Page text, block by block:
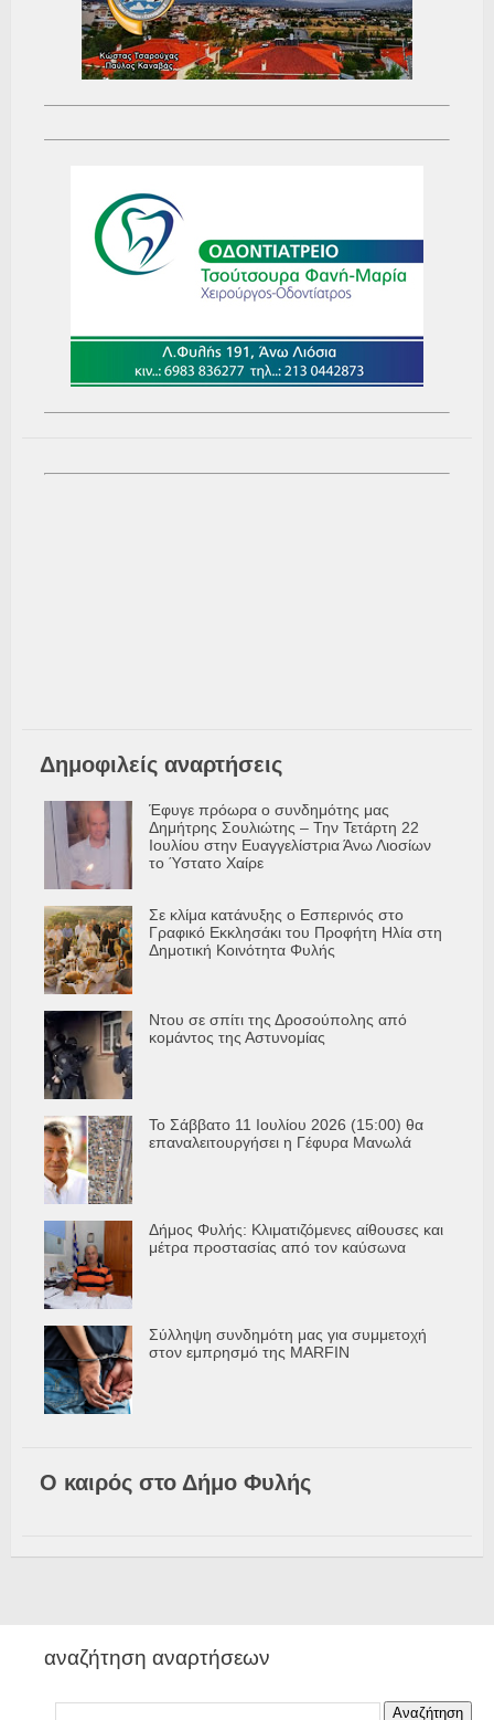
Δημοφιλείς αναρτήσεις
Έφυγε πρόωρα ο συνδημότης μας
Δημήτρης Σουλιώτης – Την Τετάρτη 22
Ιουλίου στην Ευαγγελίστρια Άνω Λιοσίων
το Ύστατο Χαίρε
Σε κλίμα κατάνυξης ο Εσπερινός στο
Γραφικό Εκκλησάκι του Προφήτη Ηλία στη
Δημοτική Κοινότητα Φυλής
Ντου σε σπίτι της Δροσούπολης από
κομάντος της Αστυνομίας
Το Σάββατο 11 Ιουλίου 2026 (15:00) θα
επαναλειτουργήσει η Γέφυρα Μανωλά
Δήμος Φυλής: Κλιματιζόμενες αίθουσες και
μέτρα προστασίας από τον καύσωνα
Σύλληψη συνδημότη μας για συμμετοχή
στον εμπρησμό της MARFIN
Ο καιρός στο Δήμο Φυλής
αναζήτηση αναρτήσεων